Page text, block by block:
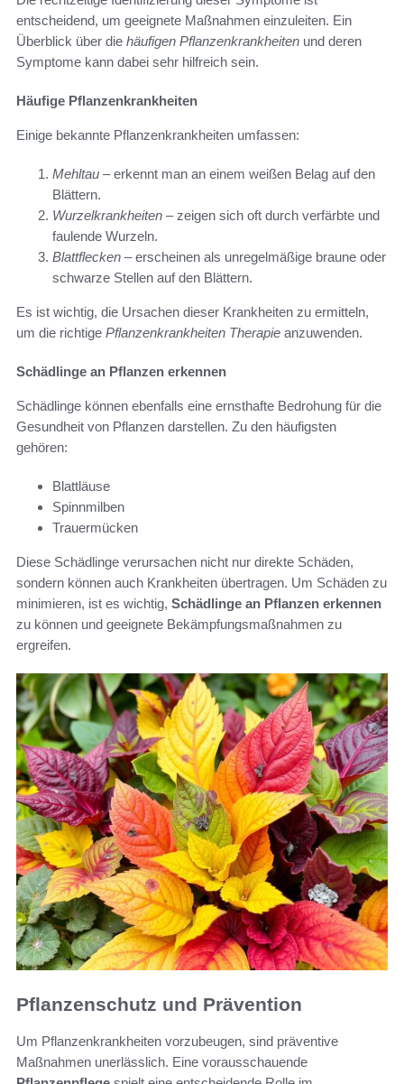
entscheidend, um geeignete Maßnahmen einzuleiten. Ein
Überblick über die häufigen Pflanzenkrankheiten und deren
Symptome kann dabei sehr hilfreich sein.
Häufige Pflanzenkrankheiten
Einige bekannte Pflanzenkrankheiten umfassen:
Mehltau – erkennt man an einem weißen Belag auf den
Blättern.
Wurzelkrankheiten – zeigen sich oft durch verfärbte und
faulende Wurzeln.
Blattflecken – erscheinen als unregelmäßige braune oder
schwarze Stellen auf den Blättern.
Es ist wichtig, die Ursachen dieser Krankheiten zu ermitteln,
um die richtige Pflanzenkrankheiten Therapie anzuwenden.
Schädlinge an Pflanzen erkennen
Schädlinge können ebenfalls eine ernsthafte Bedrohung für die
Gesundheit von Pflanzen darstellen. Zu den häufigsten
gehören:
Blattläuse
Spinnmilben
Trauermücken
Diese Schädlinge verursachen nicht nur direkte Schäden,
sondern können auch Krankheiten übertragen. Um Schäden zu
minimieren, ist es wichtig, Schädlinge an Pflanzen erkennen
zu können und geeignete Bekämpfungsmaßnahmen zu
ergreifen.
Pflanzenschutz und Prävention
Um Pflanzenkrankheiten vorzubeugen, sind präventive
Maßnahmen unerlässlich. Eine vorausschauende